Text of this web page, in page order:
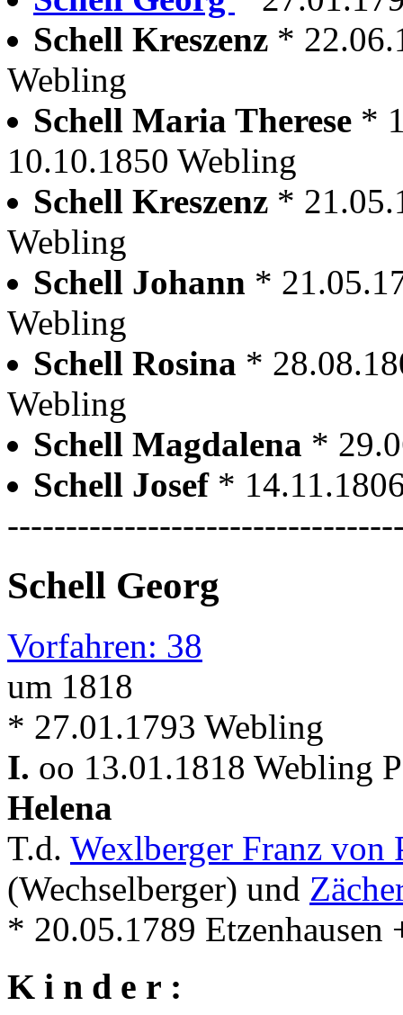
Schell Kreszenz *
Webling
Schell Maria Therese *
10.10.1850 Webling
Schell Kreszenz *
Webling
Schell Johann *
Webling
Schell Rosina *
Webling
Schell Magdalena *
Schell Josef *
Schell Georg
Vorfahren: 38
um 1818
* 27.01.1793 Webling
I. oo 13.01.1818 Webling
Helena
T.d. Wexlberger Franz von
(Wechselberger) und
* 20.05.1789 Etzenhausen
K i n d e r :